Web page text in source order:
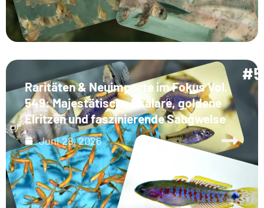
Raritäten & Neuimporte im Fokus Vol.
549: Majestätische Skalare, goldene
Elritzen und faszinierende Saugwelse
Juni 28, 2026